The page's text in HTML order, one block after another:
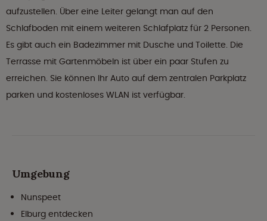
aufzustellen. Über eine Leiter gelangt man auf den
Schlafboden mit einem weiteren Schlafplatz für 2 Personen.
Es gibt auch ein Badezimmer mit Dusche und Toilette. Die
Terrasse mit Gartenmöbeln ist über ein paar Stufen zu
erreichen. Sie können Ihr Auto auf dem zentralen Parkplatz
parken und kostenloses WLAN ist verfügbar.
Umgebung
Nunspeet
Elburg entdecken